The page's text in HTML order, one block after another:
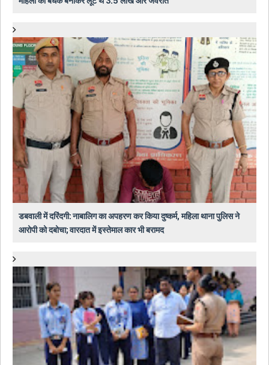
डबवाली में दरिंदगी: नाबालिग का अपहरण कर किया दुष्कर्म, महिला थाना पुलिस ने
आरोपी को दबोचा; वारदात में इस्तेमाल कार भी बरामद